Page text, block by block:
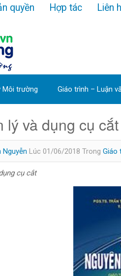
quyền Hợp tác Liên
Môi trường Giáo trình – Luận
lý và dụng cụ cắt
Nguyễn Lúc 01/06/2018 Trong Giáo
cụ cắt